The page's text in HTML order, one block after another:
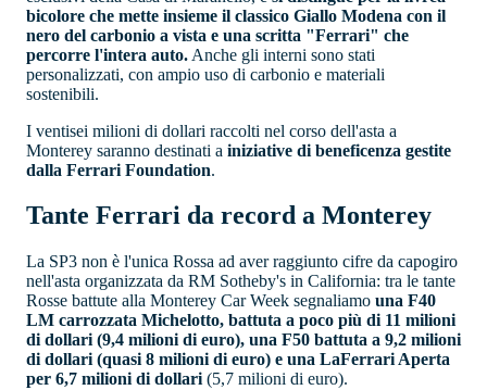
bicolore che mette insieme il classico Giallo Modena con il
nero del carbonio a vista e una scritta "Ferrari" che
percorre l'intera auto. Anche gli interni sono stati
personalizzati, con ampio uso di carbonio e materiali
sostenibili.
I ventisei milioni di dollari raccolti nel corso dell'asta a
Monterey saranno destinati a iniziative di beneficenza gestite
dalla Ferrari Foundation.
Tante Ferrari da record a Monterey
La SP3 non è l'unica Rossa ad aver raggiunto cifre da capogiro
nell'asta organizzata da RM Sotheby's in California: tra le tante
Rosse battute alla Monterey Car Week segnaliamo una F40
LM carrozzata Michelotto, battuta a poco più di 11 milioni
di dollari (9,4 milioni di euro), una F50 battuta a 9,2 milioni
di dollari (quasi 8 milioni di euro) e una LaFerrari Aperta
per 6,7 milioni di dollari (5,7 milioni di euro).